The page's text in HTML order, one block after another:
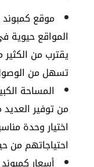
موقع كمبوند
المواقع حيوية
يقترب من
تسهل من
المساحة
من توفير
اختيار وحدة
احتياجاتهم من